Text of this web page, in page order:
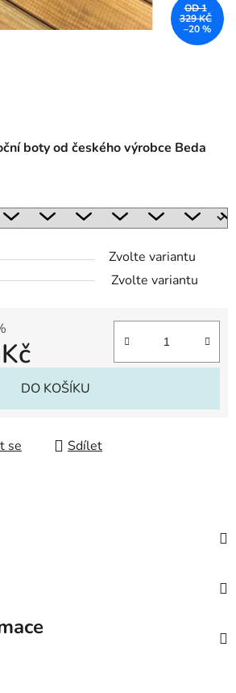
boty od českého výrobce Beda
Zvolte variantu
Zvolte variantu
DO KOŠÍKU
se Sdílet
OD 1
329 KČ
–20 %